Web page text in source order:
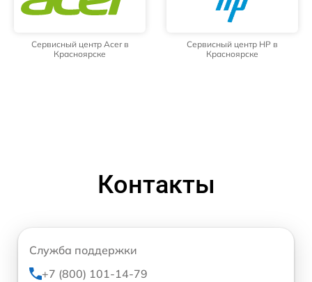
Сервисный центр Acer в
Красноярске
Сервисный центр HP в
Красноярске
Контакты
Служба поддержки
+7 (800) 101-14-79